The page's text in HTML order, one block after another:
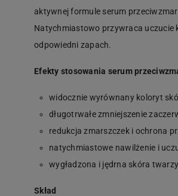
aktywnej formule serum
Natychmiastowo przywraca uczucie
odpowiedni zapach.
Efekty stosowania serum
widocznie wyrównany koloryt
długotrwałe zmniejszenie
redukcja zmarszczek i ochrona
natychmiastowe nawilżenie i
wygładzona i jędrna skóra twarzy
Skład